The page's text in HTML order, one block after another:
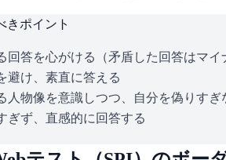
きポイント
回答を心がける（矛盾した回答はマイ
避け、素直に答える
人物像を意識しつつ、自分を偽りすぎ
ぎず、直感的に回答する